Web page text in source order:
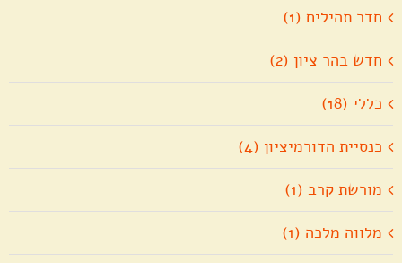
חדר תהילים (1)
חדש בהר ציון (2)
כללי (18)
כנסיית הדורמיציון (4)
מורשת קרב (1)
מלווה מלכה (1)